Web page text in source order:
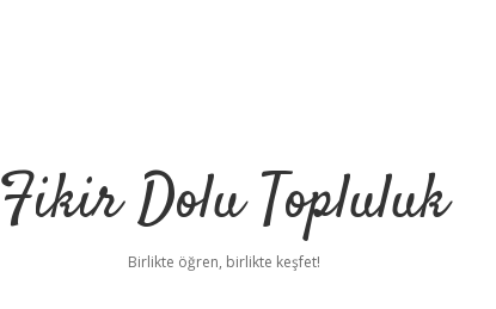
Fikir Dolu Topluluk
Birlikte öğren, birlikte keşfet!